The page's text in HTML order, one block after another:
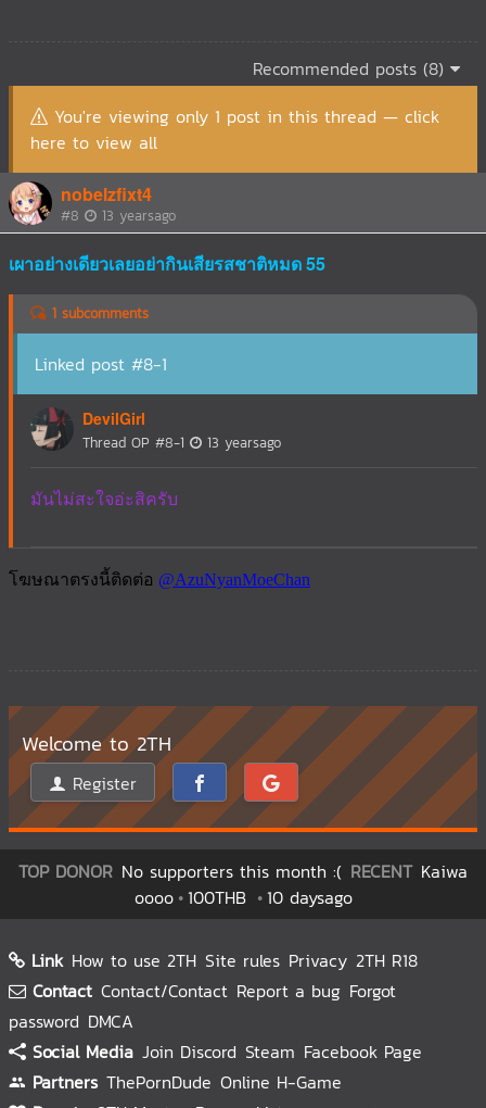
Recommended posts (8)
You're viewing only 1 post in this thread — click
here to view all
nobelzfixt4
#8 13 yearsago
เผาอย่างเดียวเลยอย่ากินเสียรสชาติหมด 55
1 subcomments
Linked post #8-1
DevilGirl
Thread OP #8-1 13 yearsago
มันไม่สะใจอ่ะสิครับ
Welcome to 2TH
Register
TOP DONOR No supporters this month :( RECENT Kaiwa
oooo 100THB 10 daysago
Link How to use 2TH Site rules Privacy 2TH R18
Contact Contact/Contact Report a bug Forgot
password DMCA
Social Media Join Discord Steam Facebook Page
Partners ThePornDude Online H-Game